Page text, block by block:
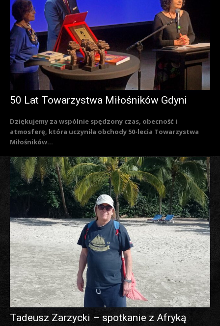
50 Lat Towarzystwa Miłośników Gdyni
Dziękujemy za wspólnie spędzony czas, obecność i
atmosferę, która uczyniła obchody 50-lecia Towarzystwa
Miłośników...
Tadeusz Zarzycki – spotkanie z Afryką